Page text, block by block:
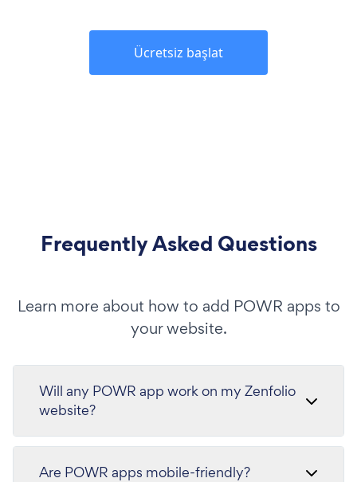
Ücretsiz başlat
Frequently Asked Questions
Learn more about how to add POWR apps to
your website.
Will any POWR app work on my Zenfolio
website?
Are POWR apps mobile-friendly?